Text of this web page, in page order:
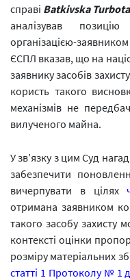
справі Batkivska
аналізував
організацією-
ЄСПЛ вказав, що на
заявнику засобів
користь такого
механізмів не
вилученого майна.
У зв’язку з цим Суд
забезпечити
вичерпувати в цілях
отримана заявником
такого засобу захисту
контексті оцінки
розміру матеріальних
статті 1 Протоколу № 1